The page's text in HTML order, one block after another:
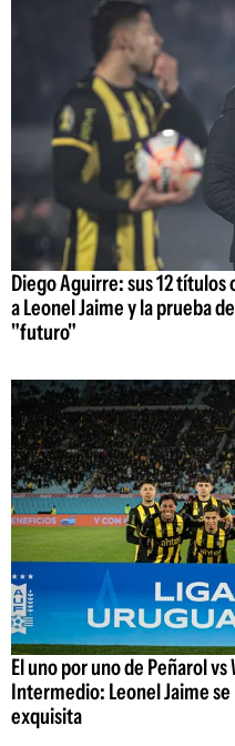
Diego Aguirre: sus 12
a Leonel Jaime y la prueba
"futuro"
El uno por uno de Peñarol
Intermedio: Leonel Jaime
exquisita